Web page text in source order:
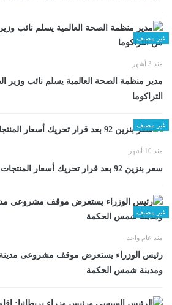
غير مصنف
منذ 3 أشهر
مدير منظمة الصحة العالمية يسلم نائب
التراكوما
غير مصنف
منذ 10 أشهر
سعر بنزين 92 بعد قرار تحريك أسعار المنتجات البترولية
غير مصنف
منذ عام واحد
رئيس الوزراء يستعرض موقف مشروعى مدينة
ومدينة شمس الحكمة